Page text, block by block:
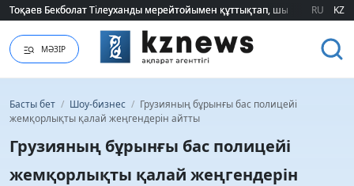
Тоқаев Бекболат Тілеуханды мерейтойымен құттықтап, шығармашылық
Тоқаев Бекболат Тілеуханды мерейтойымен құттықтап, шығармашылық
RU KZ
МӘЗІР
Басты бет / Шоу-бизнес / Грузияның бұрынғы бас полицейі
жемқорлықты қалай жеңгендерін айтты
Грузияның бұрынғы бас полицейі
жемқорлықты қалай жеңгендерін